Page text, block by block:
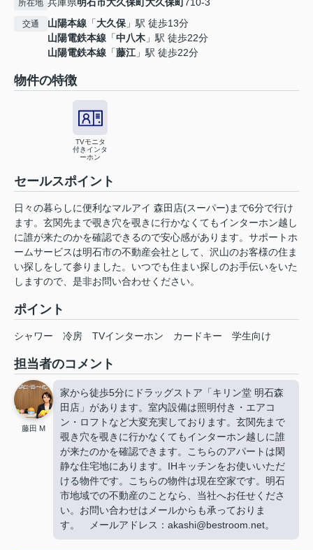
所在地 兵庫県明石市大久保町大久保町710-3
交通 山陽本線 「大久保」駅 徒歩13分
山陽電鉄本線 「中八木 」駅 徒歩22分
山陽電鉄本線 「藤江」駅 徒歩22分
物件の特徴
TVモニタ
付きインタ
ーホン
セールスポイント
日々の暮らしに便利なマルアイ 森田店(スーパー)まで6分で行け
ます。玄関先まで覗き穴を覗きに行かなくてもインターホン越し
に誰が来たのかを確認できるので安心感があります。サポートホ
ームサービスは明石市の不動産会社として、沢山のお客様の住ま
い探しをして参りました。いつでも住まい探しのお手伝いをいた
しますので、是非お問い合わせください。
ポイント
シャワー 冷房 TVインターホン カードキー 学生向け
担当者のコメント
藤田 M
家から徒歩5分にドラッグストア「キリン堂 明石森
田店」があります。室内設備は照明付き・エアコ
ン・ロフトなど大変充実しております。玄関先まで
覗き穴を覗きに行かなくてもインターホン越しに誰
が来たのかを確認できます。こちらのアパートは閑
静な住宅地にあります。IHキッチンをお使いいただ
ける物件です。こちらの物件は現在空家です。明石
市地域での不動産のことなら、当社へお任せくださ
い。お問い合わせはメールからも承っておりま
す。 メールアドレス：akashi@bestroom.net。